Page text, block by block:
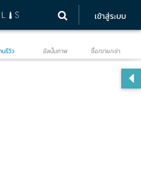
เข้าสู่ระบบ
นรีวิว อัลบั้มภาพ ซื้อ/ขาย/เช่า
ช
จ